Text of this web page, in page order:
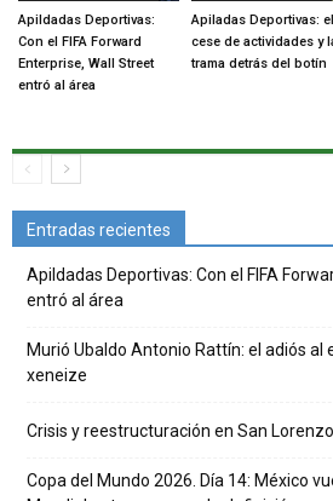
Apildadas Deportivas:
Con el FIFA Forward
Enterprise, Wall Street
entró al área
Apiladas Deportivas: el
cese de actividades y
trama detrás del botín
Entradas recientes
Apildadas Deportivas: Con el FIFA
entró al área
Murió Ubaldo Antonio Rattín: el adiós al
xeneize
Crisis y reestructuración en San Lorenzo
Copa del Mundo 2026. Día 14: México